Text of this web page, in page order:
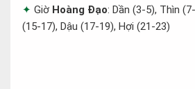
Giờ Hoàng Đạo: Dần (3-5), Thìn
(15-17), Dậu (17-19), Hợi (21-23)